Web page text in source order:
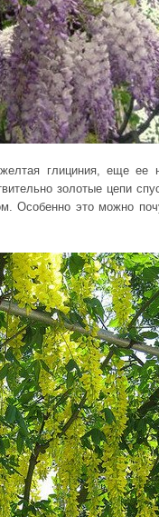
глициния, еще ее
золотые цепи
Особенно это можно